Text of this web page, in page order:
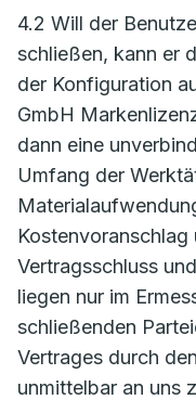
4.2 Will der
schließen, kann er
der Konfiguration
GmbH
dann eine
Umfang der
Vertragsschluss
liegen nur im
schließenden
Vertrages durch
unmittelbar an uns